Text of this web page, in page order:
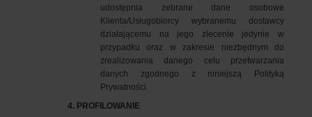
udostępnia zebrane dane osobowe
Klienta/Usługobiorcy wybranemu dostawcy
działającemu na jego zlecenie jedynie w
przypadku oraz w zakresie niezbędnym do
zrealizowania danego celu przetwarzania
danych zgodnego z niniejszą Polityką
Prywatności.
4. PROFILOWANIE